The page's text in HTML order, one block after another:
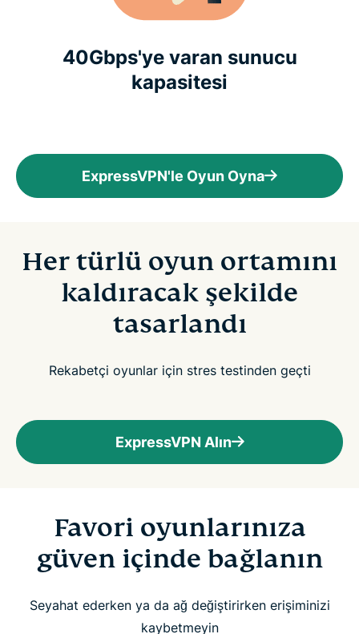
40Gbps'ye varan sunucu
kapasitesi
ExpressVPN'le Oyun Oyna
Her türlü oyun ortamını
kaldıracak şekilde
tasarlandı
Rekabetçi oyunlar için stres testinden geçti
ExpressVPN Alın
Favori oyunlarınıza
güven içinde bağlanın
Seyahat ederken ya da ağ değiştirirken erişiminizi
kaybetmeyin